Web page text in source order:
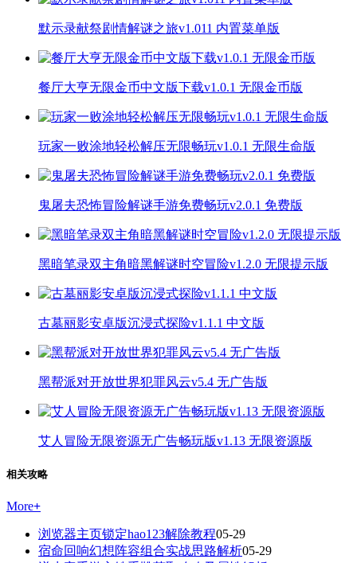
默示录献祭剧情解谜之旅v1.011 内置菜单版
餐厅大亨无限金币中文版下载v1.0.1 无限金币版
玩家一败涂地轻松解压无限畅玩v1.0.1 无限生命版
鬼屠夫恐怖冒险解谜手游免费畅玩v2.0.1 免费版
黑暗笔录双主角暗黑解谜时空冒险v1.2.0 无限提示版
古墓丽影安卓版沉浸式探险v1.1.1 中文版
黑帮派对开放世界犯罪风云v5.4 无广告版
艾人冒险无限资源无广告畅玩版v1.13 无限资源版
相关攻略
More+
浏览器主页锁定hao123解除教程05-29
宿命回响幻想阵容组合实战思路解析05-29